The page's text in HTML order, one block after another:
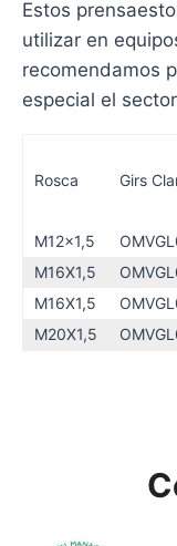
Estos
utilizar en
recomendamos
especial el
Rosca Girs
M12x1,5
M16X1,5
M16X1,5
M20X1,5